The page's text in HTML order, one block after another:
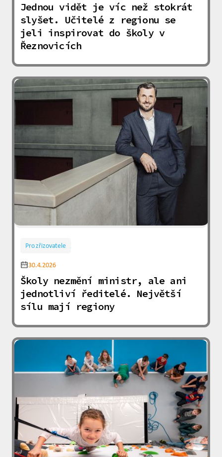
Jednou vidět je víc než stokrát
slyšet. Učitelé z regionu se
jeli inspirovat do školy v
Řeznovicích
Pro zřizovatele
30.4.2026
Školy nezmění ministr, ale ani
jednotliví ředitelé. Největší
sílu mají regiony